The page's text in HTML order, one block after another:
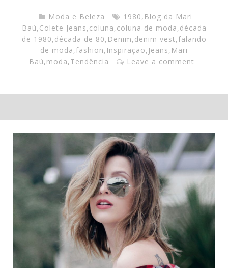
Moda e Beleza 1980, Blog da Mari
Baú,Colete Jeans,coluna,coluna de moda,década
de 1980,década de 80, Denim,denim vest,falando
de moda,fashion, Inspiração, Jeans, Mari
Baú,moda,Tendência Leave a comment